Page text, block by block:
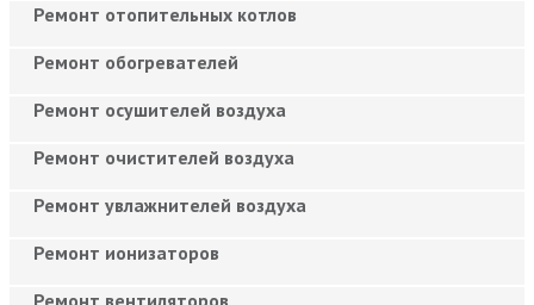
Ремонт отопительных котлов
Ремонт обогревателей
Ремонт осушителей воздуха
Ремонт очистителей воздуха
Ремонт увлажнителей воздуха
Ремонт ионизаторов
Ремонт вентиляторов